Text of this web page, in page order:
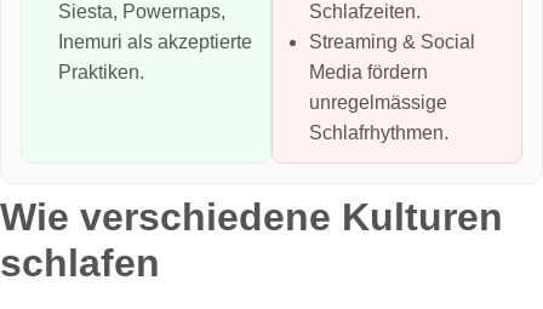
Siesta, Powernaps,
Inemuri als akzeptierte
Praktiken.
Schlafzeiten.
Streaming & Social
Media fördern
unregelmässige
Schlafrhythmen.
Wie verschiedene Kulturen
schlafen